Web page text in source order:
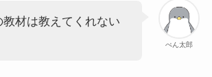
ぺん太郎
教材は教えてくれない